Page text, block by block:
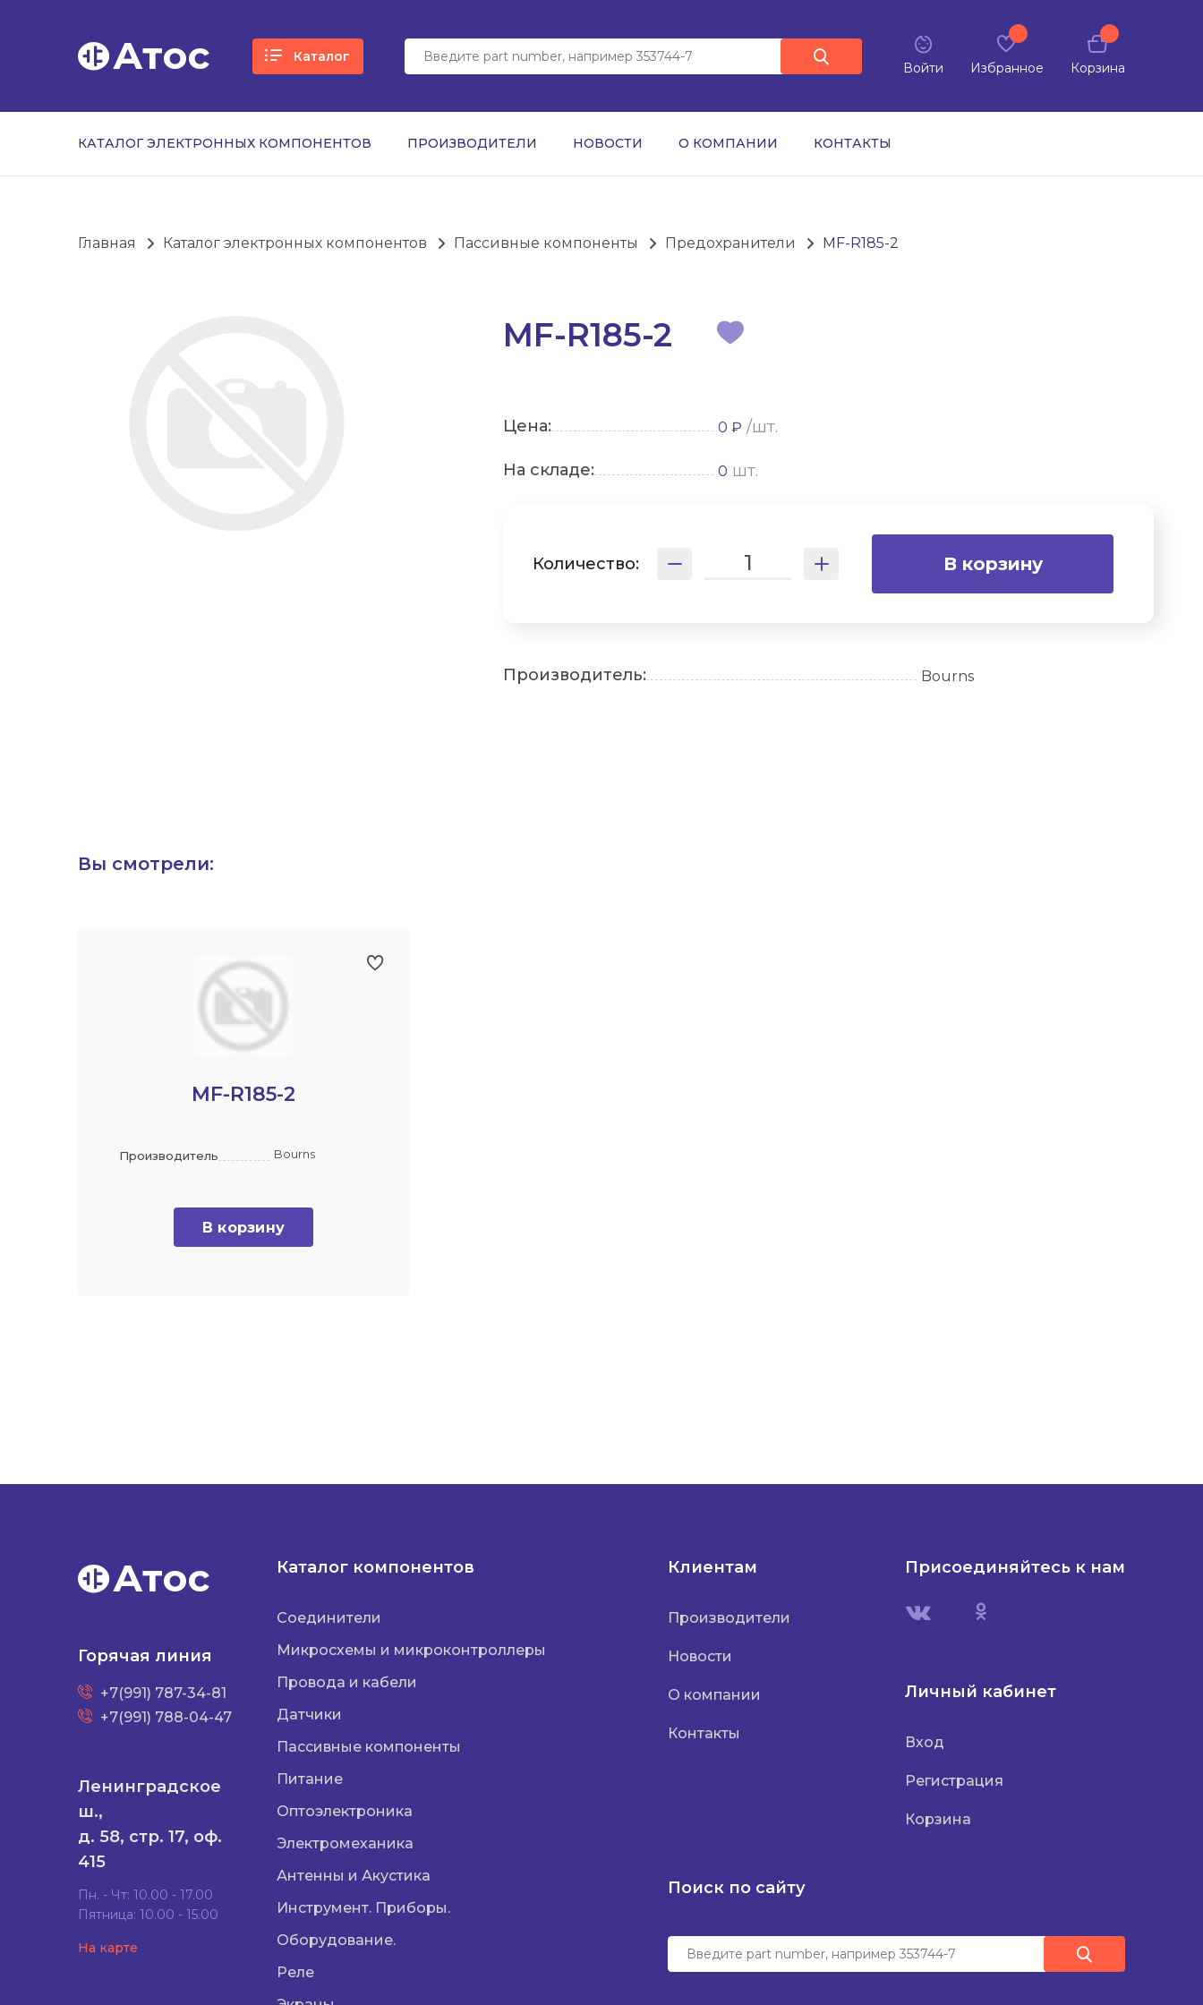
Атос Каталог
Войти Избранное Корзина
КАТАЛОГ ЭЛЕКТРОННЫХ КОМПОНЕНТОВ ПРОИЗВОДИТЕЛИ НОВОСТИ О КОМПАНИИ КОНТАКТЫ
Главная Каталог электронных компонентов Пассивные компоненты Предохранители MF-R185-2
MF-R185-2
Цена: 0 ₽ /шт.
На складе: 0 шт.
Количество: В корзину
Производитель: Bourns
Вы смотрели:
MF-R185-2
Производитель Bourns
В корзину
Атос
Горячая линия
+7(991) 787-34-81
+7(991) 788-04-47
Ленинградское
ш.,
д. 58, стр. 17, оф.
415
Пн. - Чт: 10.00 - 17.00
Пятница: 10.00 - 15.00
На карте
Каталог компонентов
Соединители
Микросхемы и микроконтроллеры
Провода и кабели
Датчики
Пассивные компоненты
Питание
Оптоэлектроника
Электромеханика
Антенны и Акустика
Инструмент. Приборы.
Оборудование.
Реле
Клиентам
Производители
Новости
О компании
Контакты
Присоединяйтесь к нам
Личный кабинет
Вход
Регистрация
Корзина
Поиск по сайту